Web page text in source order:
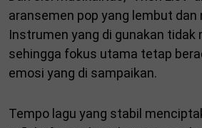
aransemen pop yang lembut dan
Instrumen yang di gunakan tidak
sehingga fokus utama tetap
emosi yang di sampaikan.
Tempo lagu yang stabil